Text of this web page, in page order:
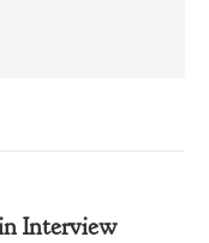
Interview